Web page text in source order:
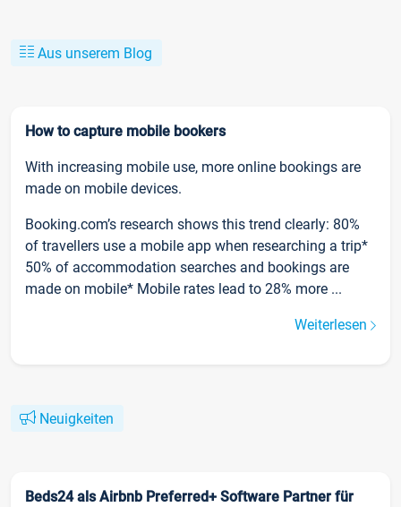
Aus unserem Blog
How to capture mobile bookers
With increasing mobile use, more online bookings are
made on mobile devices.
Booking.com’s research shows this trend clearly: 80%
of travellers use a mobile app when researching a trip*
50% of accommodation searches and bookings are
made on mobile* Mobile rates lead to 28% more ...
Weiterlesen
Neuigkeiten
Beds24 als Airbnb Preferred+ Software Partner für